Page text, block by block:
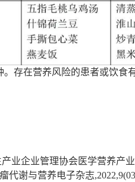
存在营养风险的患者或饮食
业企业管理协会医学营养产
谢与营养电子杂志